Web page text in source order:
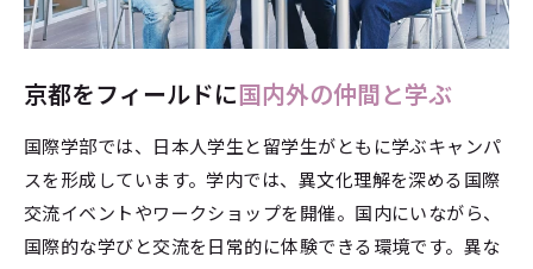
京都をフィールドに国内外の仲間と学ぶ
国際学部では、日本人学生と留学生がともに学ぶキャンパ
スを形成しています。学内では、異文化理解を深める国際
交流イベントやワークショップを開催。国内にいながら、
国際的な学びと交流を日常的に体験できる環境です。異な